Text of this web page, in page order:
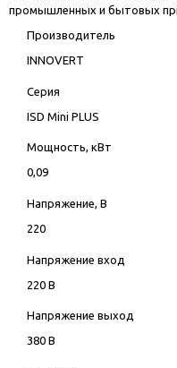
промышленных и бытовых
Производитель
INNOVERT
Серия
ISD Mini PLUS
Мощность, кВт
0,09
Напряжение, В
220
Напряжение вход
220 В
Напряжение выход
380 В